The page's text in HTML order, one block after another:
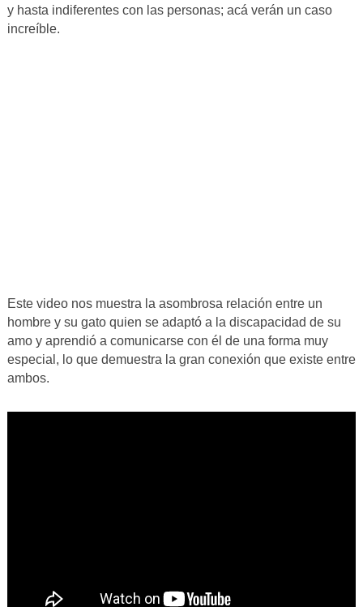
y hasta indiferentes con las personas; acá verán un caso
increíble.
Este video nos muestra la asombrosa relación entre un
hombre y su gato quien se adaptó a la discapacidad de su
amo y aprendió a comunicarse con él de una forma muy
especial, lo que demuestra la gran conexión que existe entre
ambos.